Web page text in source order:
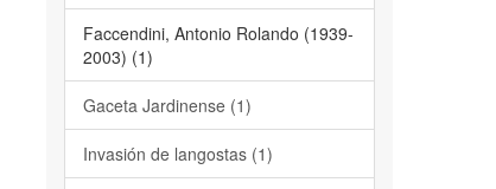
Faccendini, Antonio Rolando (1939-
2003) (1)
Gaceta Jardinense (1)
Invasión de langostas (1)